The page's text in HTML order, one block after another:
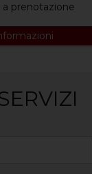
prenotazione